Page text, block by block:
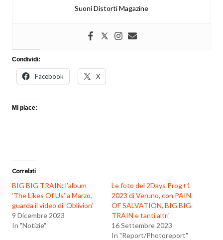
Suoni Distorti Magazine
Condividi:
Facebook X
Mi piace:
Correlati
BIG BIG TRAIN: l’album
‘The Likes Of Us’ a Marzo,
guarda il video di ‘Oblivion’
9 Dicembre 2023
In "Notizie"
Le foto del 2Days Prog+1
2023 di Veruno, con PAIN
OF SALVATION, BIG BIG
TRAIN e tanti altri
16 Settembre 2023
In "Report/Photoreport"